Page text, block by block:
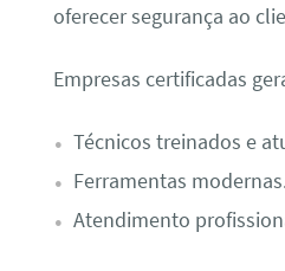
oferecer segurança ao
Empresas certificadas
Técnicos treinados e
Ferramentas
Atendimento